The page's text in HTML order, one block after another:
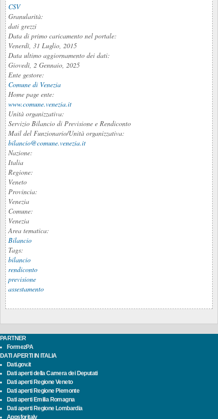
CSV
Granularità:
dati grezzi
Data di primo caricamento nel portale:
Venerdì, 31 Luglio, 2015
Data ultimo aggiornamento dei dati:
Giovedì, 2 Gennaio, 2025
Ente gestore:
Comune di Venezia
Home page ente:
www.comune.venezia.it
Unità organizzativa:
Servizio Bilancio di Previsione e Rendiconto
Mail del Funzionario/Unità organizzativa:
bilancio@comune.venezia.it
Nazione:
Italia
Regione:
Veneto
Provincia:
Venezia
Comune:
Venezia
Area tematica:
Bilancio
Tags:
bilancio
rendiconto
previsione
assestamento
PARTNER
FormezPA
DATI APERTI IN ITALIA
Dati.gov.it
Dati aperti della Camera dei Deputati
Dati aperti Regione Veneto
Dati aperti Regione Piemonte
Dati aperti Emilia Romagna
Dati aperti Regione Lombardia
Appsforitaly